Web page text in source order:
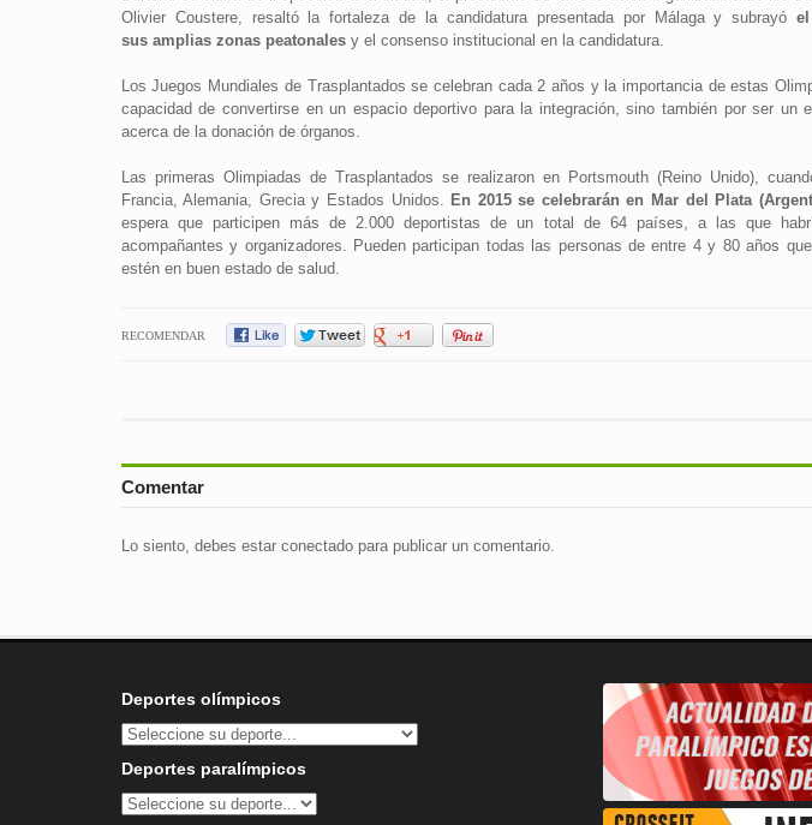
Olivier Coustere, resaltó la fortaleza de la candidatura presentada por Málaga y subrayó
sus amplias zonas peatonalesy el consenso institucional en la candidatura.
Los Juegos Mundiales de Trasplantados se celebran cada 2 años y la importancia de estas
capacidad de convertirse en un espacio deportivo para la integración, sino también por ser un
acerca de la donación de órganos.
Las primeras Olimpiadas de Trasplantados se realizaron en Portsmouth (Reino Unido),
Francia, Alemania, Grecia y Estados Unidos. En 2015 se celebrarán en Mar del Plata
espera que participen más de 2.000 deportistas de un total de 64 países, a las que
acompañantes y organizadores. Pueden participan todas las personas de entre 4 y 80 años
estén en buen estado de salud.
RECOMENDAR
Comentar
Lo siento, debes estar conectadopara publicar un comentario.
Deportes olímpicos
Deportes paralímpicos